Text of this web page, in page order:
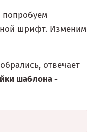
шрифт. Изменим
отвечает
шаблона -